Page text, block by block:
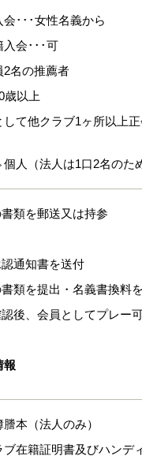
会･･･女性名義から
入会･･･可
2名の推薦者
歳以上
して他クラブ1ヶ所以上
個人（法人は1口2名のた
類を郵送又は持参
通知書を送付
類を提出・名義書換料
後、会員としてプレー
報
謄本（法人のみ）
ブ在籍証明書及びハンデ